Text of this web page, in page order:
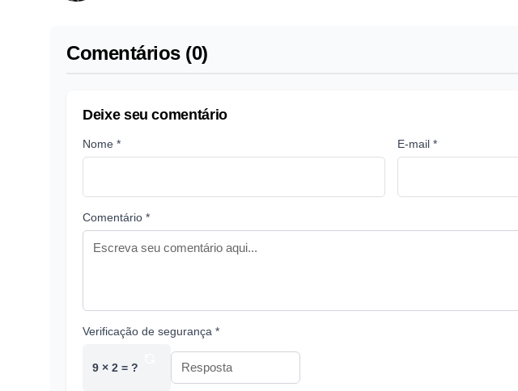
Comentários (0)
Deixe seu comentário
Nome * E-mail *
Comentário *
Verificação de segurança *
9 × 2 = ?